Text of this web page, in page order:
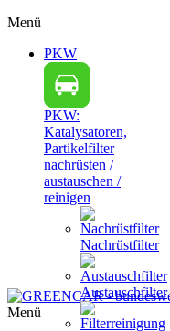
Menü
PKW
PKW:
Katalysatoren,
Partikelfilter
nachrüsten /
austauschen /
reinigen
Nachrüstfilter
Austauschfilter
Menü